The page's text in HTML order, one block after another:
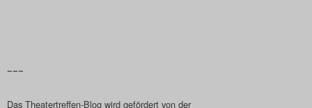
–––
Das Theatertreffen-Blog wird gefördert von der